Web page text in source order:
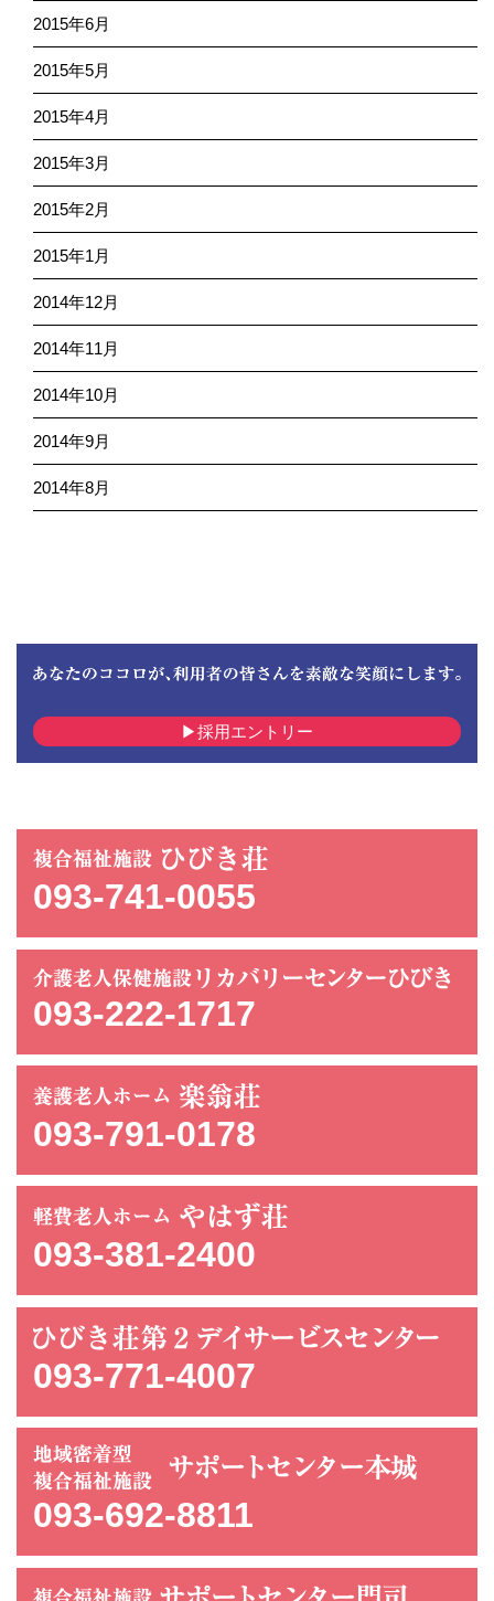
2015年6月
2015年5月
2015年4月
2015年3月
2015年2月
2015年1月
2014年12月
2014年11月
2014年10月
2014年9月
2014年8月
採用エントリー
093-741-0055
093-222-1717
093-791-0178
093-381-2400
093-771-4007
093-692-8811